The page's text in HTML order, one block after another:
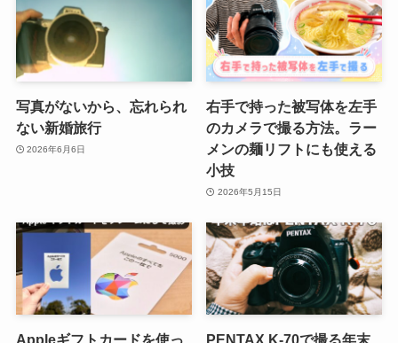
写真がないから、忘れられ
ない新婚旅行
2026年6月6日
右手で持った被写体を左手
のカメラで撮る方法。ラー
メンの麺リフトにも使える
小技
2026年5月15日
Appleギフトカードを使っ
PENTAX K-70で撮る年末